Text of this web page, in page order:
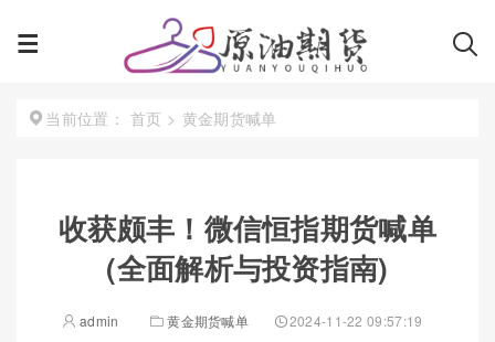
当前位置： 首页 > 黄金期货喊单
收获颇丰！微信恒指期货喊单
(全面解析与投资指南)
admin 黄金期货喊单 2024-11-22 09:57:19